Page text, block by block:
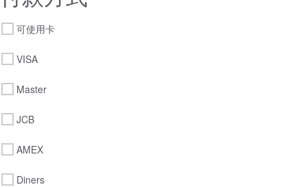
可使用卡
VISA
Master
JCB
AMEX
Diners